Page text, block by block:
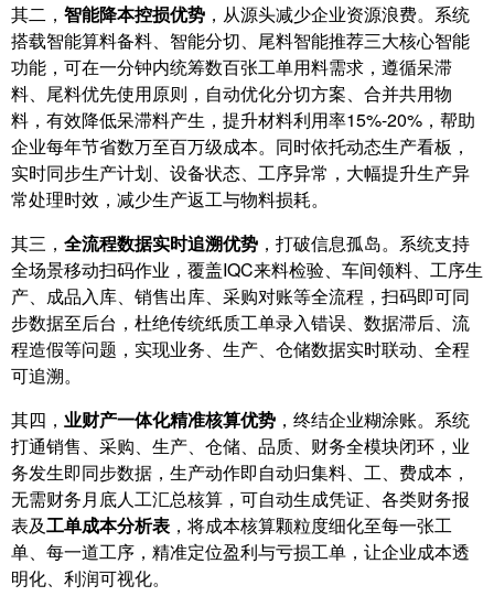
其二， 智能降本控损优势 ，从源头减少企业资源浪费。系统
搭载智能算料备料、智能分切、尾料智能推荐三大核心智能
功能，可在一分钟内统筹数百张工单用料需求，遵循呆滞
料、尾料优先使用原则，自动优化分切方案、合并共用物
料，有效降低呆滞料产生，提升材料利用率15%-20%，帮助
企业每年节省数万至百万级成本。同时依托动态生产看板，
实时同步生产计划、设备状态、工序异常，大幅提升生产异
常处理时效，减少生产返工与物料损耗。
其三， 全流程数据实时追溯优势 ，打破信息孤岛。系统支持
全场景移动扫码作业，覆盖IQC来料检验、车间领料、工序生
产、成品入库、销售出库、采购对账等全流程，扫码即可同
步数据至后台，杜绝传统纸质工单录入错误、数据滞后、流
程造假等问题，实现业务、生产、仓储数据实时联动、全程
可追溯。
其四， 业财产一体化精准核算优势 ，终结企业糊涂账。系统
打通销售、采购、生产、仓储、品质、财务全模块闭环，业
务发生即同步数据，生产动作即自动归集料、工、费成本，
无需财务月底人工汇总核算，可自动生成凭证、各类财务报
表及工单成本分析表 ，将成本核算颗粒度细化至每一张工
单、每一道工序，精准定位盈利与亏损工单，让企业成本透
明化、利润可视化。